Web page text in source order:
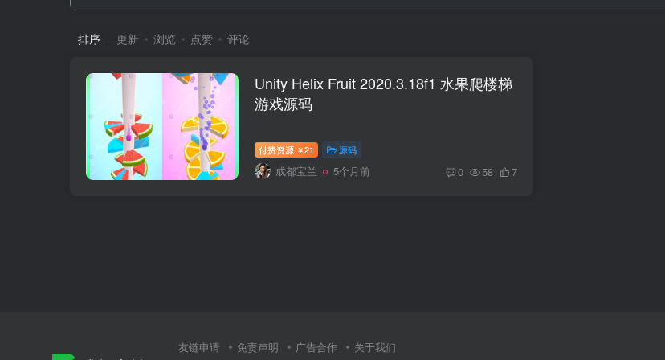
排序 更新 浏览 点赞 评论
Unity Helix Fruit 2020.3.18f1 水果爬楼梯
游戏源码
付费资源 ￥21 源码
成都宝兰 5个月前 0 58 7
友链申请 免责声明 广告合作 关于我们